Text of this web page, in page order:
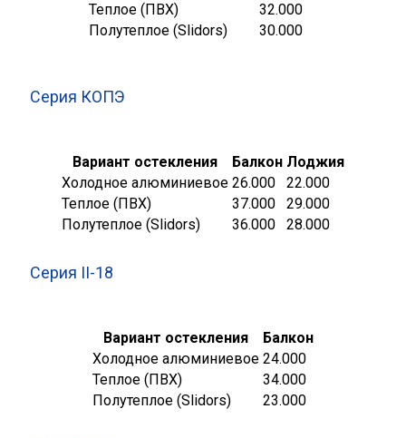
Теплое (ПВХ)
32.000
Полутеплое (Slidors)
30.000
Серия КОПЭ
Вариант остекления Балкон Лоджия
Холодное алюминиевое 26.000
22.000
Теплое (ПВХ)
37.000
29.000
Полутеплое (Slidors)
36.000 28.000
Серия II-18
Вариант остекления
Балкон
Холодное алюминиевое 24.000
Теплое (ПВХ)
34.000
Полутеплое (Slidors)
23.000